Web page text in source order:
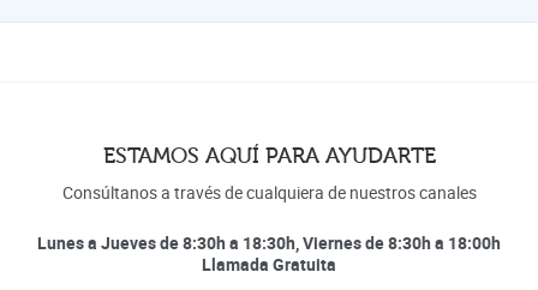
ESTAMOS AQUÍ PARA AYUDARTE
Consúltanos a través de cualquiera de nuestros canales
Lunes a Jueves de 8:30h a 18:30h, Viernes de 8:30h a 18:00h
Llamada Gratuita